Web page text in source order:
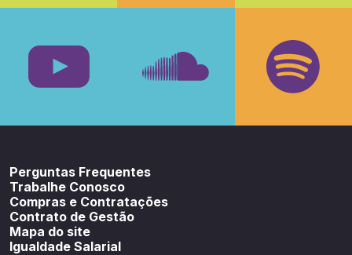
Facebook
Perguntas Frequentes
Trabalhe Conosco
Compras e Contratações
Contrato de Gestão
Mapa do site
Igualdade Salarial